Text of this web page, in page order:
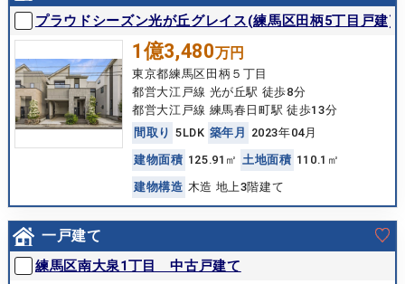
プラウドシーズン光が丘グレイス(練馬区田柄5丁目戸建)
1億3,480万円
東京都練馬区田柄５丁目
都営大江戸線 光が丘駅 徒歩8分
都営大江戸線 練馬春日町駅 徒歩13分
間 取 り 5LDK 築年 月
2023年04月
建物面積 125.91㎡ 土地面積 110.1㎡
建物構造 木造 地上3階建て
一戸建て
練馬区南大泉1丁目 中古戸建て